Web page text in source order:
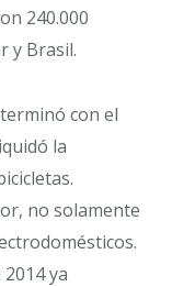
240.000
y Brasil.
con el
la
no solamente
ya